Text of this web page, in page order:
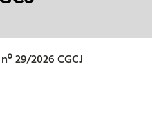
29/2026 CGCJ